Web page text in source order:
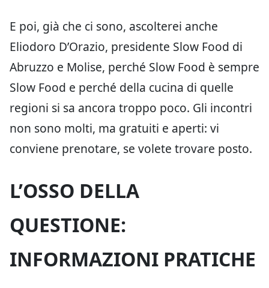
E poi, già che ci sono, ascolterei anche
Eliodoro D’Orazio, presidente Slow Food di
Abruzzo e Molise, perché Slow Food è sempre
Slow Food e perché della cucina di quelle
regioni si sa ancora troppo poco. Gli incontri
non sono molti, ma gratuiti e aperti: vi
conviene prenotare, se volete trovare posto.
L’OSSO DELLA
QUESTIONE:
INFORMAZIONI PRATICHE